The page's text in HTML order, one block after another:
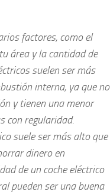
factores, como el
área y la cantidad de
suelen ser más
interna, ya que no
y tienen una menor
con regularidad.
suele ser más alto que
dinero en
de un coche eléctrico
pueden ser una buena